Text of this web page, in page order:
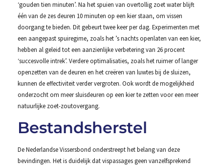
‘gouden tien minuten’. Na het spuien van overtollig zoet water blijft
één van de zes deuren 10 minuten op een kier staan, om vissen
doorgang te bieden. Dit gebeurt twee keer per dag. Experimenten met
een aangepast spuiregime, zoals het ’s nachts openlaten van een kier,
hebben al geleid tot een aanzienlijke verbetering van 26 procent
‘succesvolle intrek’. Verdere optimalisaties, zoals het ruimer of langer
openzetten van de deuren en het creëren van luwtes bij de sluizen,
kunnen de effectiviteit verder vergroten. Ook wordt de mogelijkheid
onderzocht om meer sluisdeuren op een kier te zetten voor een meer
natuurlijke zoet-zoutovergang.
Bestandsherstel
De Nederlandse Vissersbond onderstreept het belang van deze
bevindingen. Het is duidelijk dat vispassages geen vanzelfsprekend